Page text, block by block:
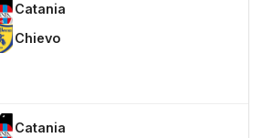
Catania
Chievo
Catania